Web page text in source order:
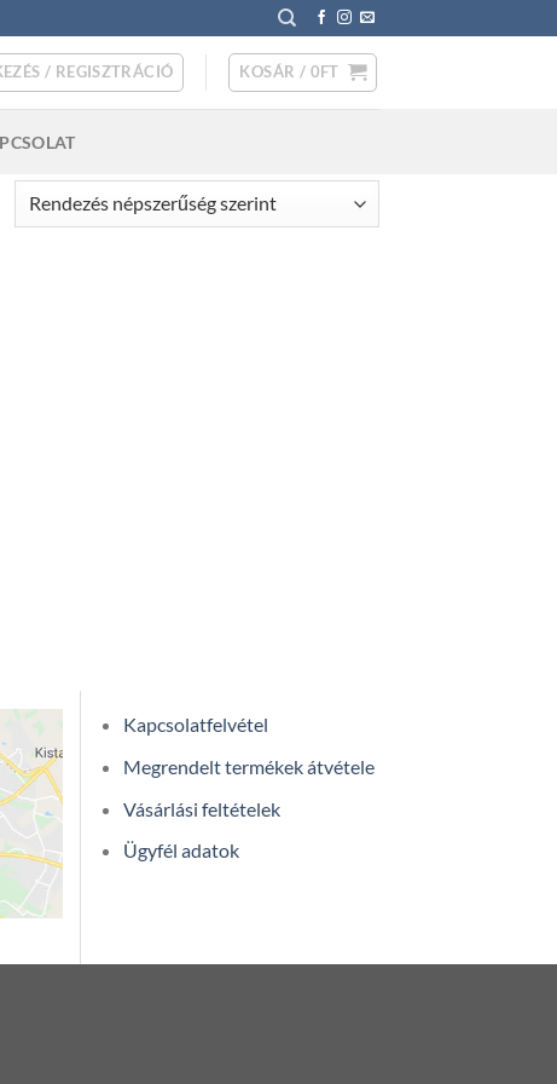
/ REGISZTRÁCIÓ KOSÁR / 0FT
Kapcsolatfelvétel
Megrendelt termékek átvétele
Vásárlási feltételek
Ügyfél adatok